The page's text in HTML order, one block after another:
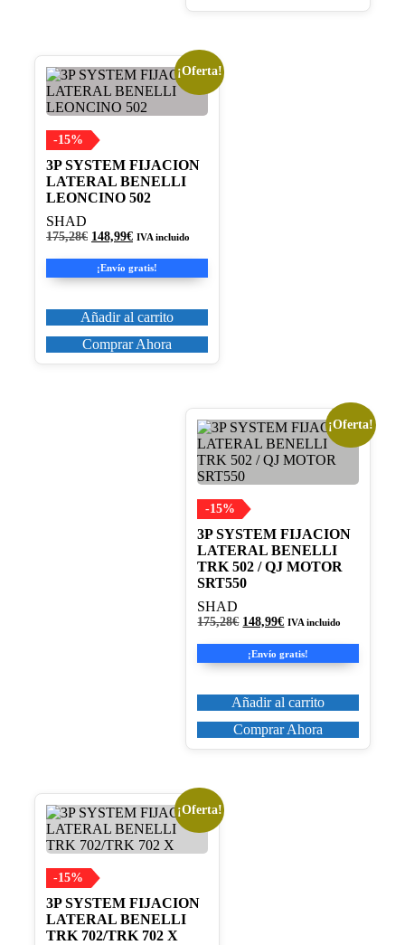
¡Oferta!
-15%
3P SYSTEM FIJACION
LATERAL BENELLI
LEONCINO 502
SHAD
175,28€ El
original
era:
148,99€El
actual
es:
IVA incluido
¡Envío gratis!
Añadir al carrito
Comprar Ahora
¡Oferta!
-15%
3P SYSTEM FIJACION
LATERAL BENELLI
TRK 502 / QJ MOTOR
SRT550
SHAD
175,28€ El
original
era:
148,99€El
actual
es:
IVA incluido
¡Envío gratis!
Añadir al carrito
Comprar Ahora
¡Oferta!
-15%
3P SYSTEM FIJACION
LATERAL BENELLI
TRK 702/TRK 702 X